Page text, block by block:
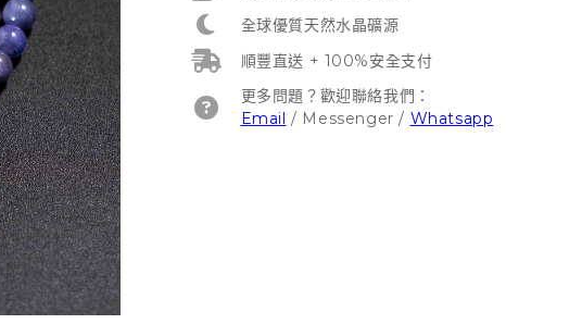
全球優質天然水晶礦源
順豐直送 + 100%安全支付
更多問題？歡迎聯絡我們：
Email / Messenger / Whatsapp